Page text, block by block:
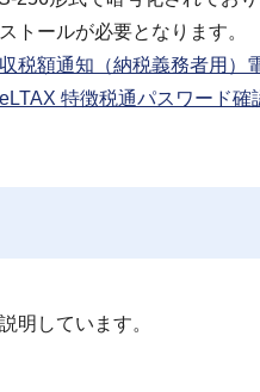
トールが必要となります。
税額通知（納税義務者用）
eLTAX 特徴税通パスワード確
明しています。